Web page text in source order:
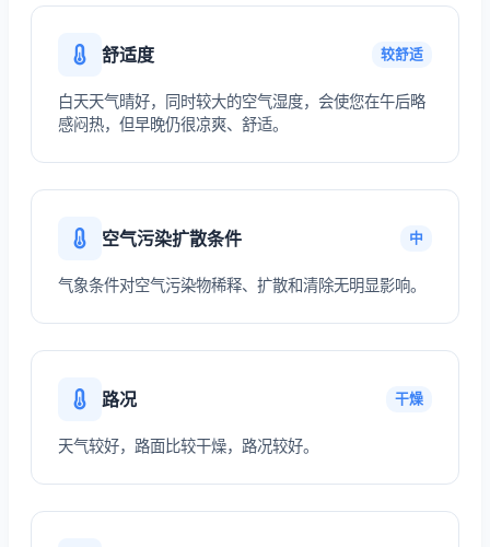
舒适度 较舒适
白天天气晴好，同时较大的空气湿度，会使您在午后略
感闷热，但早晚仍很凉爽、舒适。
空气污染扩散条件 中
气象条件对空气污染物稀释、扩散和清除无明显影响。
路况 干燥
天气较好，路面比较干燥，路况较好。